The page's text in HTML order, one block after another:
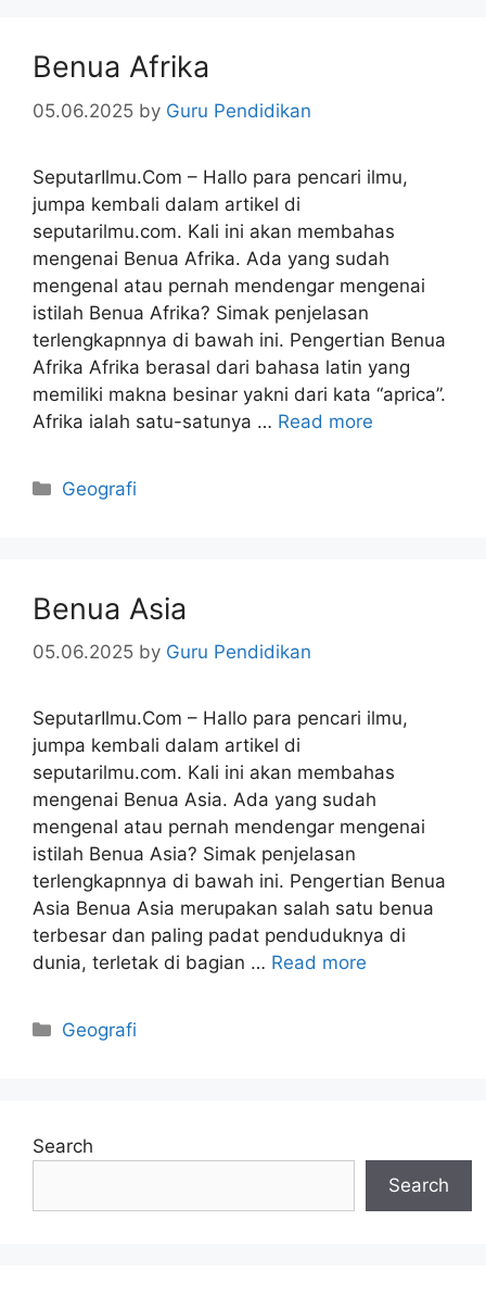
Benua Afrika
05.06.2025 by Guru Pendidikan
SeputarIlmu.Com – Hallo para pencari ilmu,
jumpa kembali dalam artikel di
seputarilmu.com. Kali ini akan membahas
mengenai Benua Afrika. Ada yang sudah
mengenal atau pernah mendengar mengenai
istilah Benua Afrika? Simak penjelasan
terlengkapnnya di bawah ini. Pengertian Benua
Afrika Afrika berasal dari bahasa latin yang
memiliki makna besinar yakni dari kata “aprica”.
Afrika ialah satu-satunya … Read more
Categories
Geografi
Benua Asia
05.06.2025 by Guru Pendidikan
SeputarIlmu.Com – Hallo para pencari ilmu,
jumpa kembali dalam artikel di
seputarilmu.com. Kali ini akan membahas
mengenai Benua Asia. Ada yang sudah
mengenal atau pernah mendengar mengenai
istilah Benua Asia? Simak penjelasan
terlengkapnnya di bawah ini. Pengertian Benua
Asia Benua Asia merupakan salah satu benua
terbesar dan paling padat penduduknya di
dunia, terletak di bagian … Read more
Categories
Geografi
Search
Search